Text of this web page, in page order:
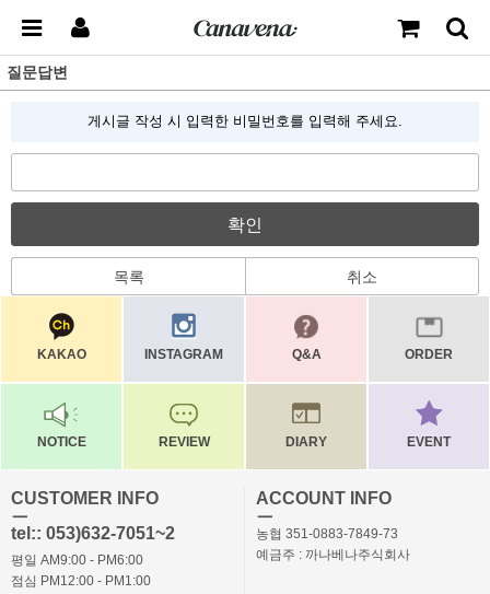
질문답변
게시글 작성 시 입력한 비밀번호를 입력해 주세요.
확인
목록 취소
KAKAO INSTAGRAM Q&A ORDER
NOTICE REVIEW DIARY EVENT
CUSTOMER INFO
ㅡ
tel:: 053)632-7051~2
평일 AM9:00 - PM6:00
점심 PM12:00 - PM1:00
ACCOUNT INFO
ㅡ
농협 351-0883-7849-73
예금주 : 까나베나주식회사